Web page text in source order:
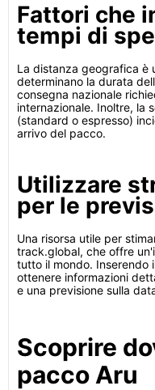
Fattori che
tempi di
La distanza geografica è
determinano la durata
consegna nazionale
internazionale. Inoltre, la
(standard o espresso)
arrivo del pacco.
Utilizzare
per le
Una risorsa utile per
track.global, che offre
tutto il mondo. Inserendo
ottenere informazioni
e una previsione sulla
Scoprire
pacco Aru